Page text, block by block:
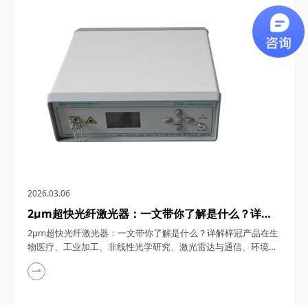
通信、5G/6G通信与雷达系统、光学相干层析成像（OCT）、光
学测量与传感以及太赫兹研究与超快激光等多个领域展现出非凡
的应用潜力。今天，四川梓冠光电...
2026.03.06
2μm超快光纤激光器：一文带你了解是什么？详解
梓冠产品在生物医疗、工业加工、非线性光学研究、
激光雷达与通信、环境监测等领域的实际应用
2μm超快光纤激光器：一文带你了解是什么？详解梓冠产品在生
物医疗、工业加工、非线性光学研究、激光雷达与通信、环境监
测等领域的实际应用 超快光纤激光器凭借其高功率、短脉冲、
宽调谐范围等特性，在激光技术迅猛发展的今天，成为科研与工